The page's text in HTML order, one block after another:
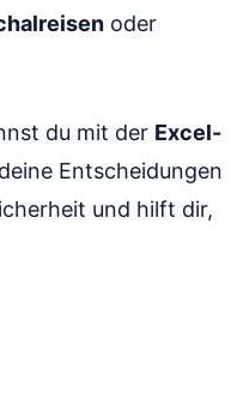
oder
du mit der Excel-
Entscheidungen
und hilft dir,